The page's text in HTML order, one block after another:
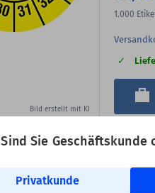
Sind Sie Geschäftskunde
Privatkunde
Bild erstellt mit KI
1.000